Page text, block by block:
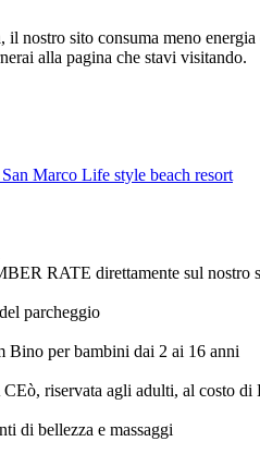
il nostro sito consuma meno
alla pagina che stavi visitando.
Marco Life style beach resort
RATE direttamente sul nostro
parcheggio
Bino per bambini dai 2 ai 16 anni
CEò, riservata agli adulti, al costo
di bellezza e massaggi